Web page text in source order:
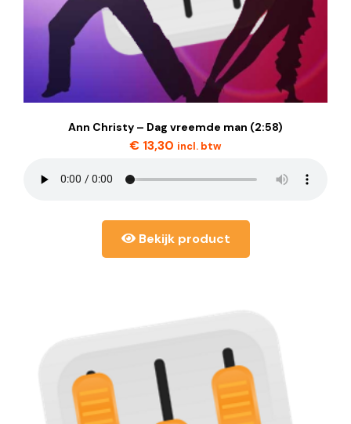
Ann Christy – Dag vreemde man (2:58)
€ 13,30 incl. btw
Bekijk product